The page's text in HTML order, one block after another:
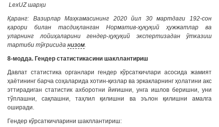
LexUZ шарҳи
Қаранг: Вазирлар Маҳкамасининг 2020 йил 30 мартдаги 192-сон
қарори билан тасдиқланган Норматив-ҳуқуқий ҳужжатлар ва
уларнинг лойиҳаларини гендер-ҳуқуқий экспертизадан ўтказиш
тартиби тўғрисида низом.
8-модда. Гендер статистикасини шакллантириш
Давлат статистика органлари гендер кўрсаткичлари асосида жамият
ҳаётининг барча соҳаларида хотин-қизлар ва эркакларнинг ҳолатини акс
эттирадиган статистик ахборотни йиғишни, унга ишлов беришни, уни
тўплашни, сақлашни, таҳлил қилишни ва эълон қилишни амалга
оширади.
Гендер кўрсаткичларини шакллантириш: